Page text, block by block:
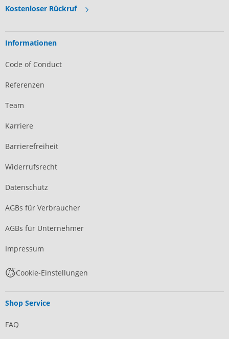
Kostenloser Rückruf
Informationen
Code of Conduct
Referenzen
Team
Karriere
Barrierefreiheit
Widerrufsrecht
Datenschutz
AGBs für Verbraucher
AGBs für Unternehmer
Impressum
Cookie-Einstellungen
Shop Service
FAQ